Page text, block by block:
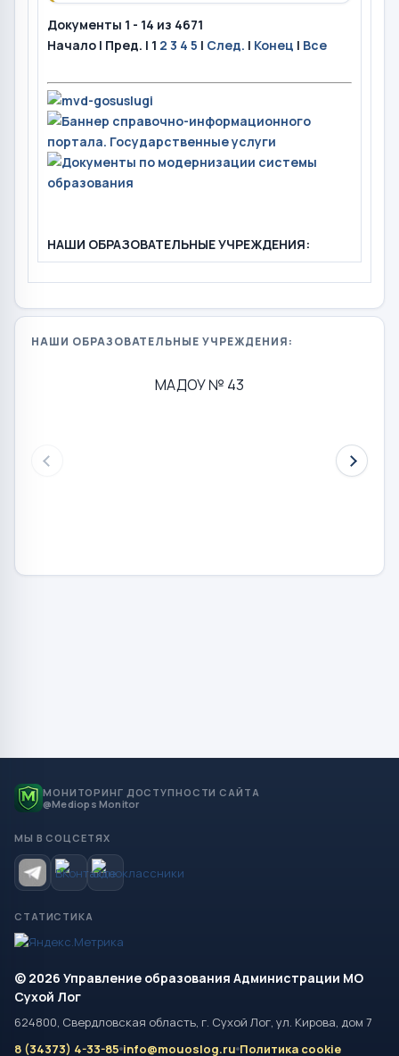
Документы 1 - 14 из 4671
Начало | Пред. | 1 2 3 4 5 | След. | Конец | Все
НАШИ ОБРАЗОВАТЕЛЬНЫЕ УЧРЕЖДЕНИЯ:
НАШИ ОБРАЗОВАТЕЛЬНЫЕ УЧРЕЖДЕНИЯ:
МАДОУ № 43
МОНИТОРИНГ ДОСТУПНОСТИ САЙТА
@Mediops Monitor
МЫ В СОЦСЕТЯХ
СТАТИСТИКА
© 2026 Управление образования Администрации МО
Сухой Лог
624800, Свердловская область, г. Сухой Лог, ул. Кирова, дом 7
8 (34373) 4-33-85 info@mouoslog.ru Политика cookie